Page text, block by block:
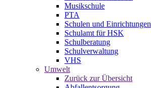
Musikschule
PTA
Schulen und Einrichtungen
Schulamt für HSK
Schulberatung
Schulverwaltung
VHS
Umwelt
Zurück zur Übersicht